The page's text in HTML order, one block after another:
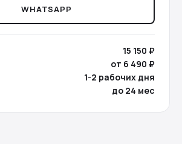
WHATSAPP
15 150 ₽
от 6 490 ₽
1-2 рабочих дня
до 24 мес